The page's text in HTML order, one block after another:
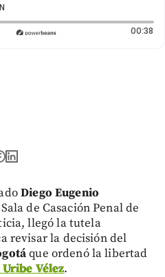
0 segundos 00:38
Diego Eugenio
de Casación Penal de
llegó la tutela
revisar la decisión del
que ordenó la libertad
Vélez.